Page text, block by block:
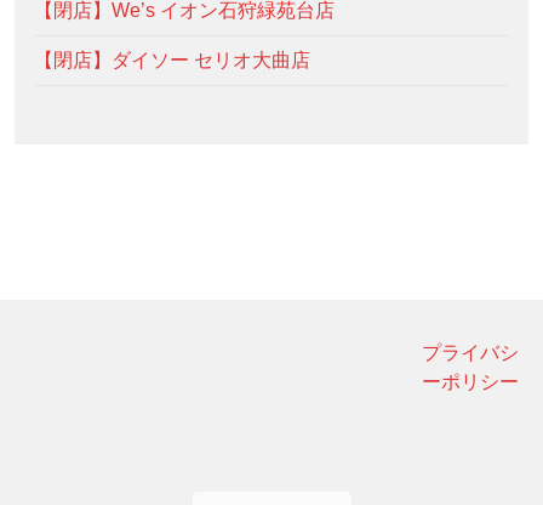
【閉店】We’s イオン石狩緑苑台店
【閉店】ダイソー セリオ大曲店
プライバシ
ーポリシー